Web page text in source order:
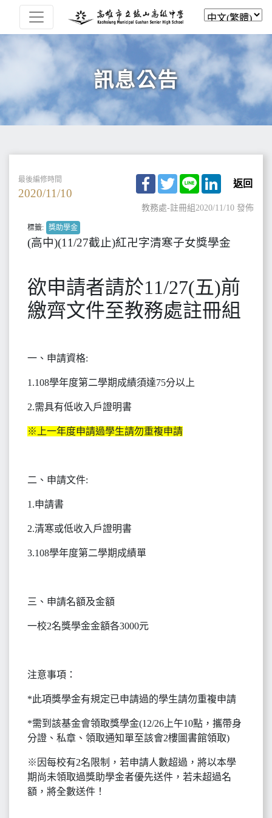
訊息公告
最後編修時間
2020/11/10
Facebook
TwitterLine LinkedIn
返回
教務處-註冊組2020/11/10 發佈
標籤: 獎助學金
(高中)(11/27截止)紅卍字清寒子女獎學金
欲申請者請於11/27(五)前
繳齊文件至教務處註冊組
一、申請資格:
1.108學年度第二學期成績須達75分以上
2.需具有低收入戶證明書
※上一年度申請過學生請勿重複申請
二、申請文件:
1.申請書
2.清寒或低收入戶證明書
3.108學年度第二學期成績單
三、申請名額及金額
一校2名獎學金金額各3000元
注意事項：
*此項獎學金有規定已申請過的學生請勿重複申請
*需到該基金會領取獎學金(12/26上午10點，攜帶身
分證、私章、領取通知單至該會2樓圖書館領取)
※因每校有2名限制，若申請人數超過，將以本學
期尚未領取過獎助學金者優先送件，若未超過名
額，將全數送件！